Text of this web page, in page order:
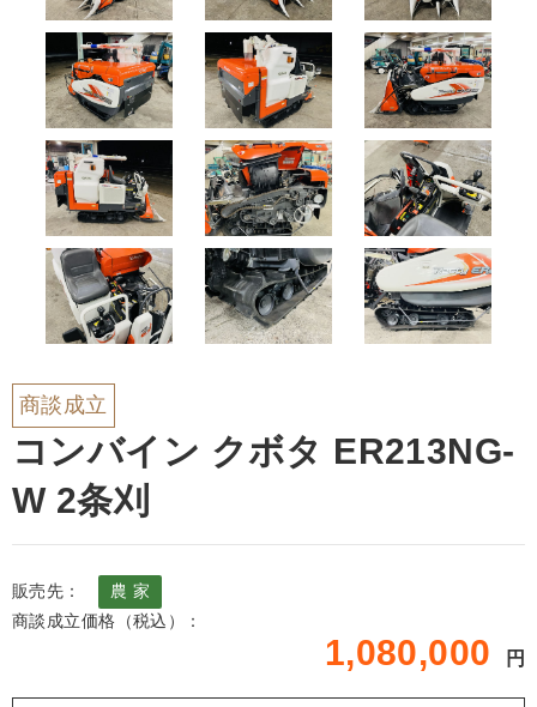
商談成立
コンバイン クボタ ER213NG-
W 2条刈
販売先：
農 家
商談成立価格（税込）：
1,080,000 円